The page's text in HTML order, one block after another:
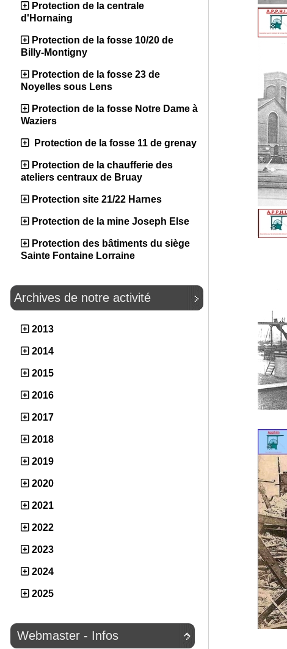
Protection de la centrale
d'Hornaing
Protection de la fosse 10/20 de
Billy-Montigny
Protection de la fosse 23 de
Noyelles sous Lens
Protection de la fosse Notre Dame à
Waziers
Protection de la fosse 11 de grenay
Protection de la chaufferie des
ateliers centraux de Bruay
Protection site 21/22 Harnes
Protection de la mine Joseph Else
Protection des bâtiments du siège
Sainte Fontaine Lorraine
Archives de notre activité
2013
2014
2015
2016
2017
2018
2019
2020
2021
2022
2023
2024
2025

Webmaster - Infos